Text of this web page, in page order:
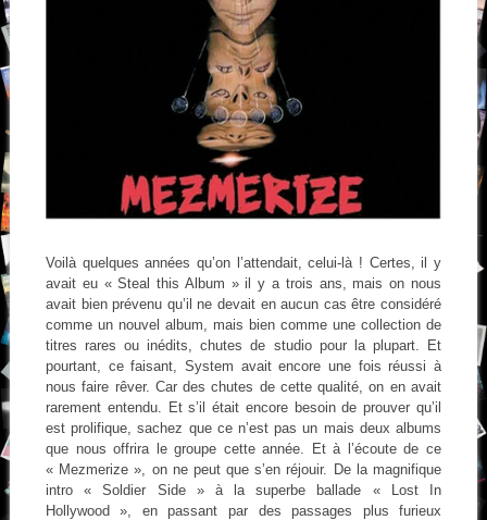
Voilà quelques années qu’on l’attendait, celui-là ! Certes, il y
avait eu « Steal this Album » il y a trois ans, mais on nous
avait bien prévenu qu’il ne devait en aucun cas être considéré
comme un nouvel album, mais bien comme une collection de
titres rares ou inédits, chutes de studio pour la plupart. Et
pourtant, ce faisant, System avait encore une fois réussi à
nous faire rêver. Car des chutes de cette qualité, on en avait
rarement entendu. Et s’il était encore besoin de prouver qu’il
est prolifique, sachez que ce n’est pas un mais deux albums
que nous offrira le groupe cette année. Et à l’écoute de ce
« Mezmerize », on ne peut que s’en réjouir. De la magnifique
intro « Soldier Side » à la superbe ballade « Lost In
Hollywood », en passant par des passages plus furieux